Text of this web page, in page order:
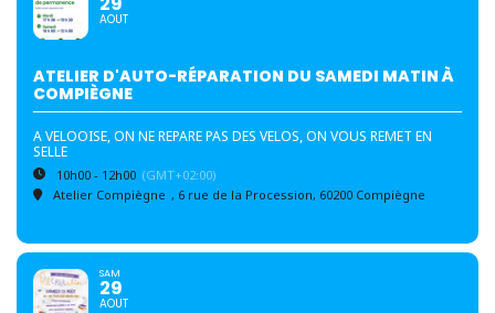
AOUT
ATELIER D'AUTO-RÉPARATION DU SAMEDI MATIN À
COMPIÈGNE
A VELOOISE, ON NE REPARE PAS DES VELOS, ON VOUS REMET EN
SELLE
10h00 - 12h00 (GMT+02:00)
Atelier Compiègne , 6 rue de la Procession, 60200 Compiègne
SAM
29
AOUT